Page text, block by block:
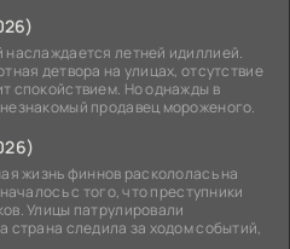
наслаждается летней идиллией.
детвора на улицах, отсутствие
спокойствием. Но однажды в
продавец мороженого.
жизнь финнов раскололась на
с того, что преступники
Улицы патрулировали
страна следила за ходом событий,